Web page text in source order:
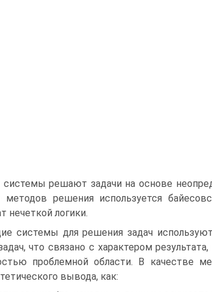
решают задачи на основе
методов решения используется
нечеткой логики.
системы для решения задач
что связано с характером
проблемной области. В качестве
вывода, как: